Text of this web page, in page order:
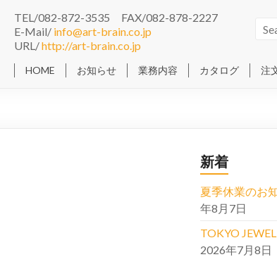
TEL/082-872-3535 FAX/082-878-2227
E-Mail/ info@art-brain.co.jp
URL/http://art-brain.co.jp
HOME お知らせ 業務内容 カタログ 注
新着
夏季休業のお
年8月7日
TOKYO
2026年7月8日